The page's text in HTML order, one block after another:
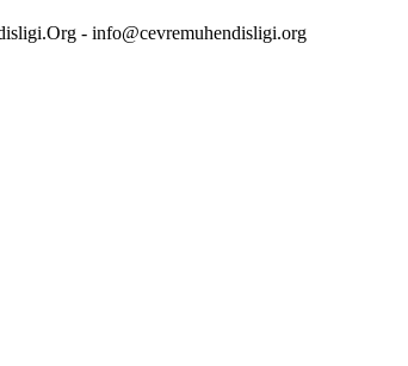
- info@cevremuhendisligi.org